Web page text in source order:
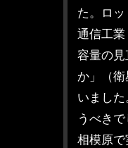
た。ロ
通信工
容量の
か」（
いまし
うべきで
相模原